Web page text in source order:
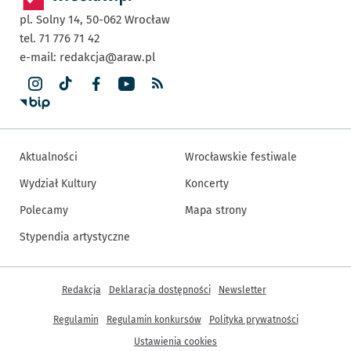
pl. Solny 14, 50-062 Wrocław
tel. 71 776 71 42
e-mail: redakcja@araw.pl
Aktualności
Wydział Kultury
Polecamy
Stypendia artystyczne
Wrocławskie festiwale
Koncerty
Mapa strony
Inne informacje
Redakcja Deklaracja dostępności Newsletter
Regulamin Regulamin konkursów
Polityka prywatności
Ustawienia cookies